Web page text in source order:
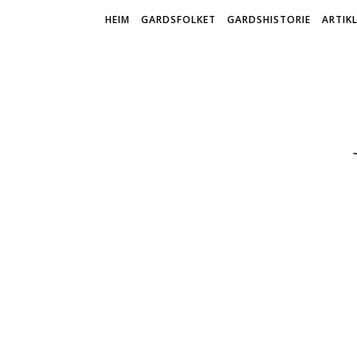
HEIM GARDSFOLKET GARDSHISTORIE